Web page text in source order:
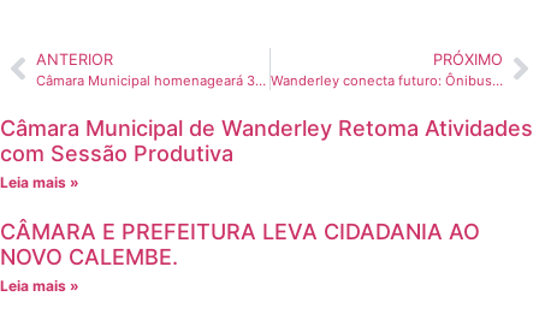
ANTERIOR
Câmara Municipal homenageará 33 personalidades com o Título de Cidadão Wanderleense biênio 2025/2026 nesta sexta-feira
PRÓXIMO
Wanderley conecta futuro: Ônibus do Transporte Universitário agora tem internet via satélite
Câmara Municipal de Wanderley Retoma Atividades
com Sessão Produtiva
Leia mais »
CÂMARA E PREFEITURA LEVA CIDADANIA AO
NOVO CALEMBE.
Leia mais »